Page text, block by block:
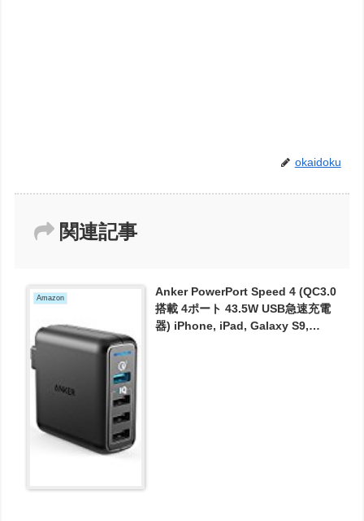
okaidoku
関連記事
Amazon
Anker PowerPort Speed 4 (QC3.0
搭載 4ポート 43.5W USB急速充電
器) iPhone, iPad, Galaxy S9,